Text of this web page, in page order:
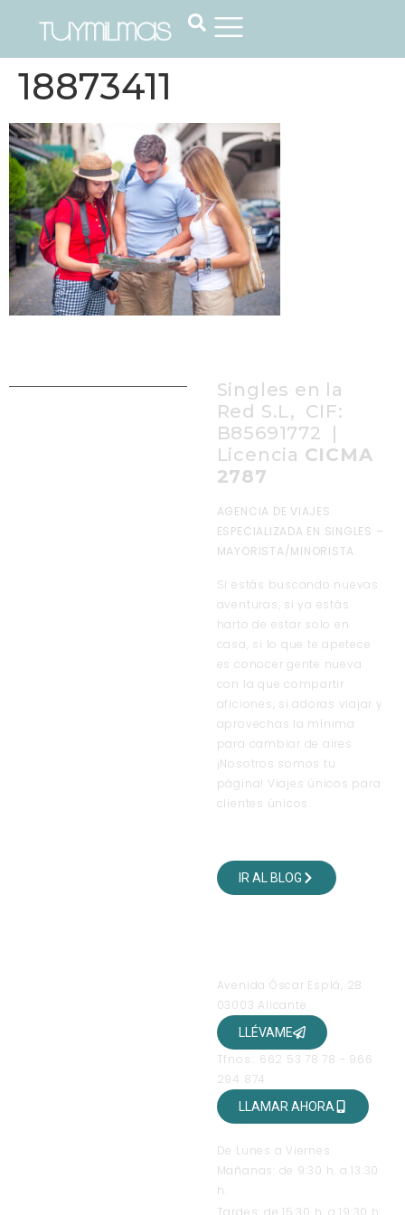
18873411
Singles en la
Red S.L, CIF:
B85691772 |
Licencia CICMA
2787
AGENCIA DE VIAJES
ESPECIALIZADA EN SINGLES –
MAYORISTA/MINORISTA
Si estás buscando nuevas
aventuras, si ya estás
harto de estar solo en
casa, si lo que te apetece
es conocer gente nueva
con la que compartir
aficiones, si adoras viajar y
aprovechas la mínima
para cambiar de aires
¡Nosotros somos tu
página! Viajes únicos para
clientes únicos.
IR AL BLOG
Avenida Óscar Esplá, 28
03003 Alicante
LLÉVAME
Tfnos.: 662 53 78 78 - 966
294 874
LLAMAR AHORA
De Lunes a Viernes
Mañanas: de 9:30 h. a 13:30
h.